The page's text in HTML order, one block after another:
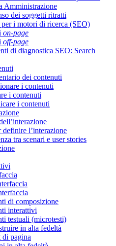
Amministrazione
dei soggetti ritratti
i motori di ricerca (SEO)
on-page
off-page
di diagnostica SEO: Search
dei contenuti
i contenuti
i contenuti
i contenuti
definire l’interazione
tra scenari e user stories
di composizione
interattivi
testuali (microtesti)
in alta fedeltà
pagina